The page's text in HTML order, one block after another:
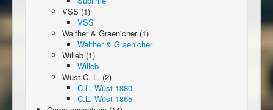
VSS (1)
VSS
Walther & Graenicher (1)
Walther & Graenicher
Willeb (1)
Willeb
Wüst C. L. (2)
C.L. Wüst 1880
C.L. Wüst 1865